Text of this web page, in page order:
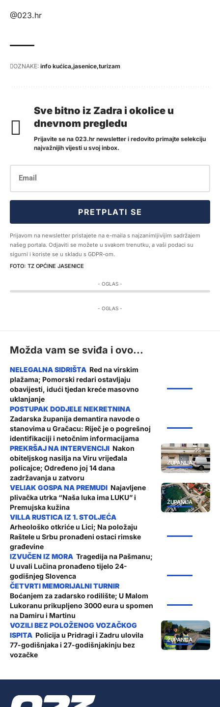
TZ OPĆINE JASENICE
@023.hr
OZNAKE: info kućica jasenice turizam
Sve bitno iz Zadra i okolice u
dnevnom pregledu
Prijavite se na 023.hr newsletter i redovito primajte selekciju
najvažnijih vijesti u svoj inbox.
PRETPLATI SE
Prijavom na newsletter pristajete na e-maila s najzanimljivijim sadržajem
našeg portala. Odjaviti se možete u svakom trenutku, a vaši podaci su
sigurni i koriste se u skladu s GDPR-om.
- OGLAS -
- OGLAS -
Možda vam se sviđa i ovo...
Red na virskim
plažama; Pomorski redari ostavljaju
obavijesti, idući tjedan kreće masovno
uklanjanje
Zadarska županija demantira navode o
stanovima u Gračacu: Riječ je o pogrešnoj
identifikaciji i netočnim informacijama
ŽUPANIJA
Nakon
obiteljskog nasilja na Viru vrijeđala
policajce; Određeno joj 14 dana
zadržavanja u zatvoru
ŽUPANIJA
Najavljene
plivačka utrka “Naša luka ima LUKU” i
Premujska kužina
Arheološko otkriće u Lici; Na položaju
Raštele u Srbu pronađeni ostaci rimske
građevine
Tragedija na Pašmanu;
U uvali Lučina pronađeno tijelo 24-
godišnjeg Slovenca
Boćanjem za zadarsko rodilište; U Malom
Lukoranu prikupljeno 3000 eura u spomen
na Damiru i Martinu
ŽUPANIJA
Policija u Pridragi i Zadru ulovila
77-godišnjaka i 27-godišnjakinju bez
vozačke